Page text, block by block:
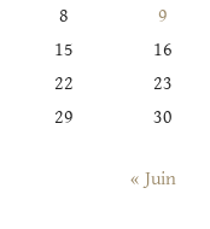
8 9
15 16
22 23
29 30
« Juin